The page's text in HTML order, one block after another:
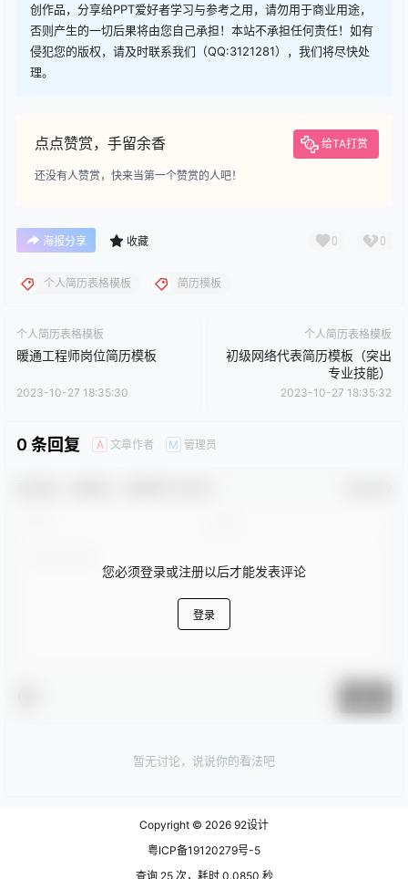
创作品，分享给PPT爱好者学习与参考之用，请勿用于商业用途，
否则产生的一切后果将由您自己承担！本站不承担任何责任！如有
侵犯您的版权，请及时联系我们（QQ:3121281），我们将尽快处
理。
点点赞赏，手留余香 给TA打赏
还没有人赞赏，快来当第一个赞赏的人吧！
海报分享 收藏 0 0
个人简历表格模板 简历模板
个人简历表格模板
暖通工程师岗位简历模板
2023-10-27 18:35:30
个人简历表格模板
初级网络代表简历模板（突出
专业技能）
2023-10-27 18:35:32
0 条回复 A 文章作者 M 管理员
您必须登录或注册以后才能发表评论
登录
暂无讨论，说说你的看法吧
Copyright © 2026 92设计
粤ICP备19120279号-5
查询 25 次，耗时 0.0850 秒